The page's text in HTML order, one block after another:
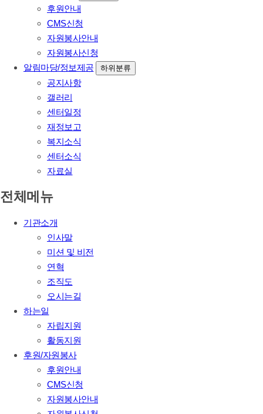
후원안내
CMS신청
자원봉사안내
자원봉사신청
알림마당/정보제공
하위분류
공지사항
갤러리
센터일정
재정보고
복지소식
센터소식
자료실
전체메뉴
기관소개
인사말
미션 및 비전
연혁
조직도
오시는길
하는일
자립지원
활동지원
후원/자원봉사
후원안내
CMS신청
자원봉사안내